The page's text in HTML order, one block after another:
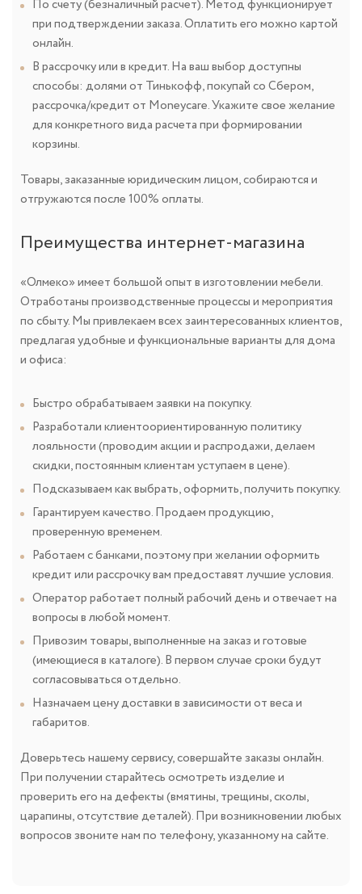
По счету (безналичный расчет). Метод функционирует
при подтверждении заказа. Оплатить его можно картой
онлайн.
В рассрочку или в кредит. На ваш выбор доступны
способы: долями от Тинькофф, покупай со Сбером,
рассрочка/кредит от Moneycare. Укажите свое желание
для конкретного вида расчета при формировании
корзины.
Товары, заказанные юридическим лицом, собираются и
отгружаются после 100% оплаты.
Преимущества интернет-магазина
«Олмеко» имеет большой опыт в изготовлении мебели.
Отработаны производственные процессы и мероприятия
по сбыту. Мы привлекаем всех заинтересованных клиентов,
предлагая удобные и функциональные варианты для дома
и офиса:
Быстро обрабатываем заявки на покупку.
Разработали клиентоориентированную политику
лояльности (проводим акции и распродажи, делаем
скидки, постоянным клиентам уступаем в цене).
Подсказываем как выбрать, оформить, получить покупку.
Гарантируем качество. Продаем продукцию,
проверенную временем.
Работаем с банками, поэтому при желании оформить
кредит или рассрочку вам предоставят лучшие условия.
Оператор работает полный рабочий день и отвечает на
вопросы в любой момент.
Привозим товары, выполненные на заказ и готовые
(имеющиеся в каталоге). В первом случае сроки будут
согласовываться отдельно.
Назначаем цену доставки в зависимости от веса и
габаритов.
Доверьтесь нашему сервису, совершайте заказы онлайн.
При получении старайтесь осмотреть изделие и
проверить его на дефекты (вмятины, трещины, сколы,
царапины, отсутствие деталей). При возникновении любых
вопросов звоните нам по телефону, указанному на сайте.